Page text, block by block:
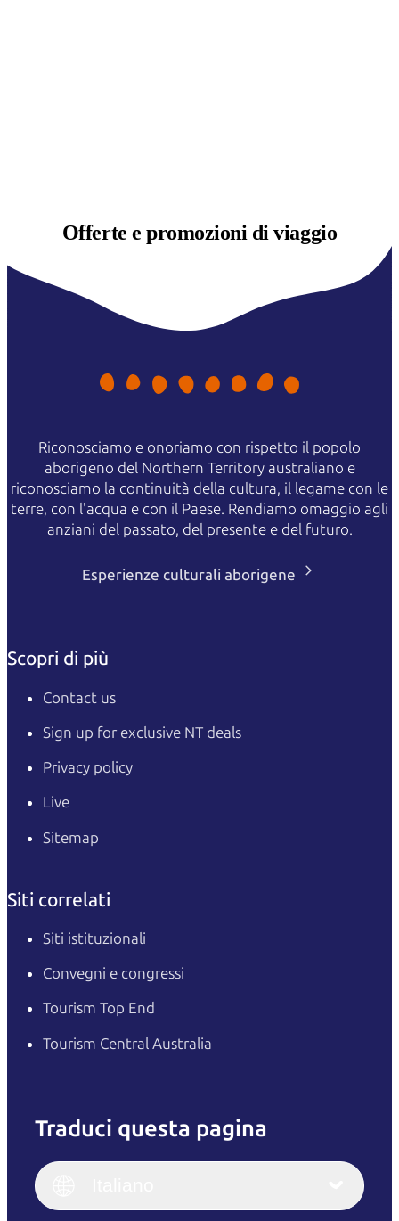
Offerte epromozioni di viaggio
Riconosciamo e onoriamo con rispetto il popolo
aborigeno del Northern Territory australiano e
riconosciamo la continuità della cultura, il legame con le
terre, con l'acqua e con il Paese. Rendiamo omaggio agli
anziani del passato, del presente e del futuro.
Esperienze culturali aborigene
Scopri di più
Contact us
Sign up for exclusive NT deals
Privacy policy
Live
Sitemap
Siti correlati
Siti istituzionali
Convegni e congressi
Tourism Top End
Tourism Central Australia
Traduci questa pagina
Italiano